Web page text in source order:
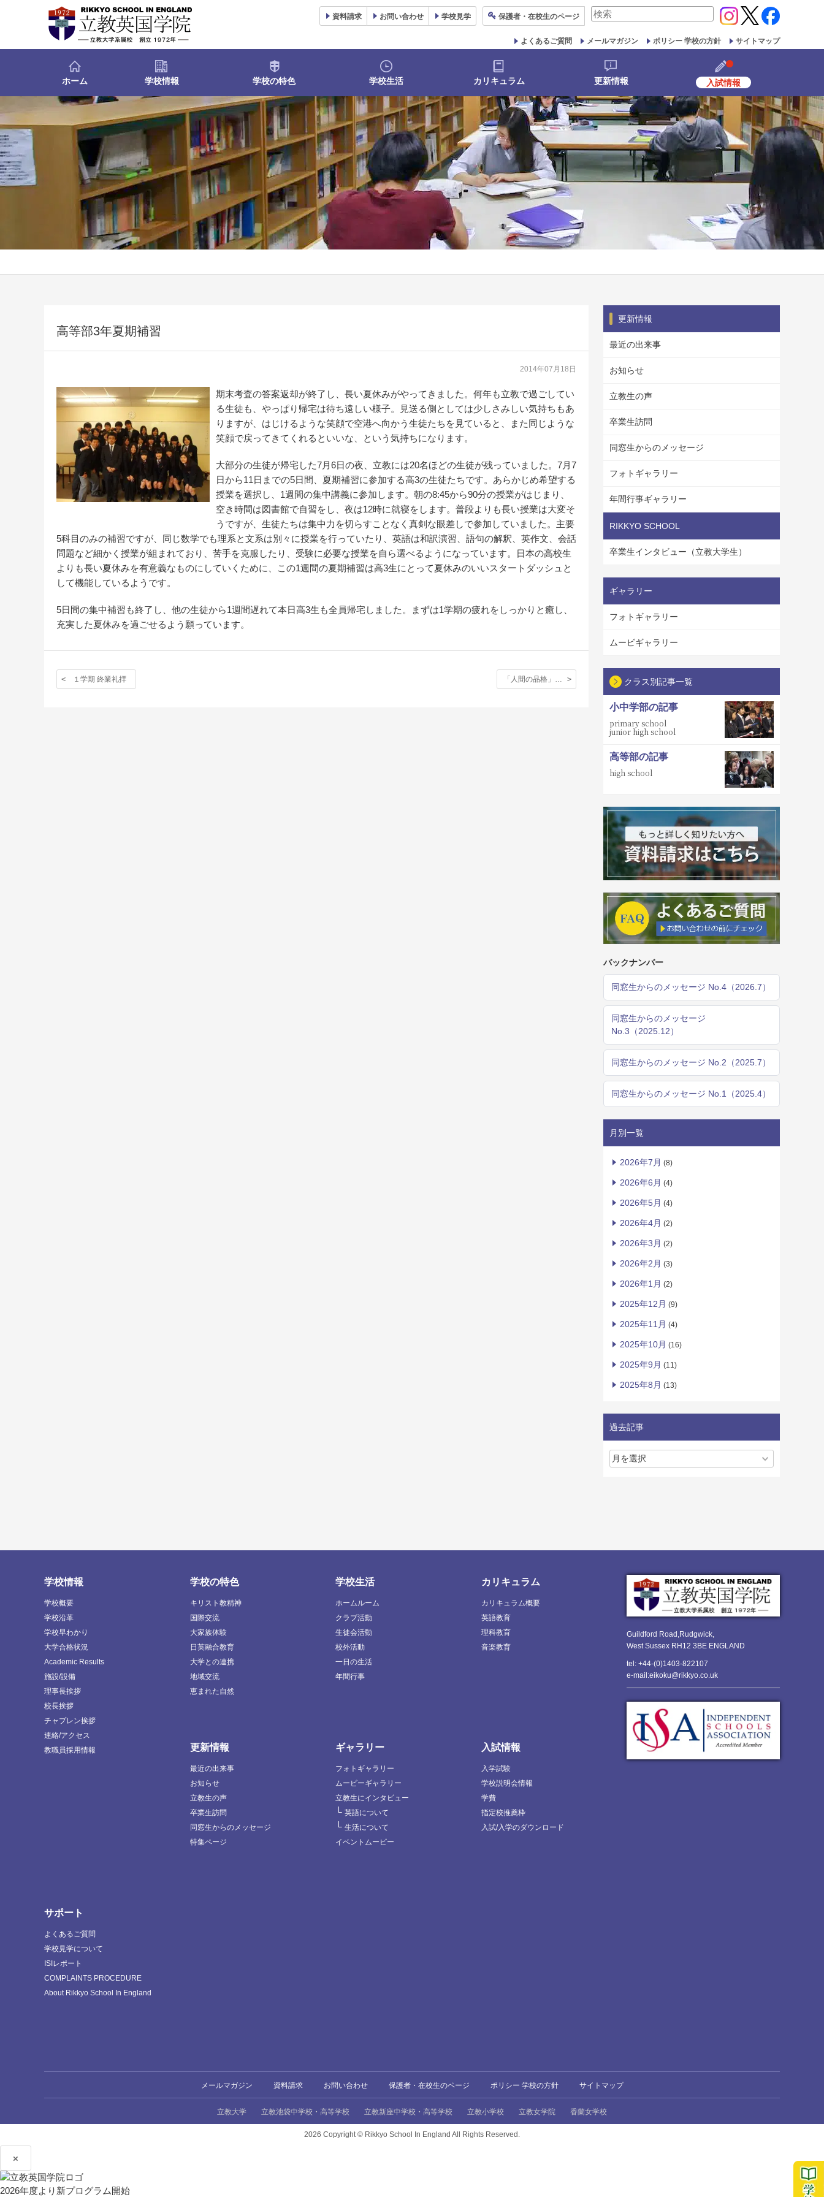
資料請求 お問い合わせ 学校見学 保護者 ・在校生のページ
検
対
象:
よくあるご質問 メールマガジン ポリシー 学校の方針 サイトマップ
ホーム 学校情報 学校の特色 学校生活 カリキュラム 更新情報 入試情報
高等部3年夏期補習
2014年07月18日
期末考査の答案返却が終了し、長い夏休みがやってきました。何年も立教で過ごしてい
る生徒も、やっぱり帰宅は待ち遠しい様子。見送る側としては少しさみしい気持ちもあ
りますが、はじけるような笑顔で空港へ向かう生徒たちを見ていると、また同じような
笑顔で戻ってきてくれるといいな、という気持ちになります。
大部分の生徒が帰宅した7月6日の夜、立教には20名ほどの生徒が残っていました。7月7
日から11日までの5日間、夏期補習に参加する高3の生徒たちです。あらかじめ希望する
授業を選択し、1週間の集中講義に参加します。朝の8:45から90分の授業がはじまり、
空き時間は図書館で自習をし、夜は12時に就寝をします。普段よりも長い授業は大変そ
うですが、生徒たちは集中力を切らすことなく真剣な眼差しで参加していました。主要
5科目のみの補習ですが、同じ数学でも理系と文系は別々に授業を行っていたり、英語は和訳演習、語句の解釈、英作文、会話
問題など細かく授業が組まれており、苦手を克服したり、受験に必要な授業を自ら選べるようになっています。日本の高校生
よりも長い夏休みを有意義なものにしていくために、この1週間の夏期補習は高3生にとって夏休みのいいスタートダッシュと
して機能しているようです。
5日間の集中補習も終了し、他の生徒から1週間遅れて本日高3生も全員帰宅しました。まずは1学期の疲れをしっかりと癒し、
充実した夏休みを過ごせるよう願っています。
１学期 終業礼拝 「人間の品格」〈林 和広 チャプレン〉
更新情報
最近の出来事
お知らせ
立教生の声
卒業生訪問
同窓生からのメッセージ
フォトギャラリー
年間行事ギャラリー
RIKKYO SCHOOL
卒業生インタビュー（立教大学生）
ギャラリー
フォトギャラリー
ムービギャラリー
クラス別記事一覧
小中学部の記事
primary school
junior high school
高等部の記事
high school
バックナンバー
同窓生からのメッセージ No.4（2026.7）
同窓生からのメッセージ
No.3（2025.12）
同窓生からのメッセージ No.2（2025.7）
同窓生からのメッセージ No.1（2025.4）
月別一覧
2026年7月 (8)
2026年6月 (4)
2026年5月 (4)
2026年4月 (2)
2026年3月 (2)
2026年2月 (3)
2026年1月 (2)
2025年12月 (9)
2025年11月 (4)
2025年10月 (16)
2025年9月 (11)
2025年8月 (13)
過去記事
Guildford Road,Rudgwick,
West Sussex RH12 3BE ENGLAND
tel: +44-(0)1403-822107
e-mail:eikoku@rikkyo.co.uk
学校情報
学校概要
学校沿革
学校早わかり
大学合格状況
Academic Results
施設/設備
理事長挨拶
校長挨拶
チャプレン挨拶
連絡/アクセス
教職員採用情報
学校の特色
キリスト教精神
国際交流
大家族体験
日英融合教育
大学との連携
地域交流
恵まれた自然
学校生活
ホームルーム
クラブ活動
生徒会活動
校外活動
一日の生活
年間行事
カリキュラム
カリキュラム概要
英語教育
理科教育
音楽教育
更新情報
最近の出来事
お知らせ
立教生の声
卒業生訪問
同窓生からのメッセージ
特集ページ
ギャラリー
フォトギャラリー
ムービーギャラリー
立教生にインタビュー
└ 英語について
└ 生活について
イベントムービー
入試情報
入学試験
学校説明会情報
学費
指定校推薦枠
入試/入学のダウンロード
サポート
よくあるご質問
学校見学について
ISIレポート
COMPLAINTS PROCEDURE
About Rikkyo School In England
メールマガジン 資料請求 お問い合わせ 保護者・在校生のページ ポリシー 学校の方針 サイトマップ
立教大学 立教池袋中学校・高等学校 立教新座中学校・高等学校 立教小学校 立教女学院 香蘭女学校
2026 Copyright © Rikkyo School In England All Rights Reserved.
×
2026年度より新プログラム開始